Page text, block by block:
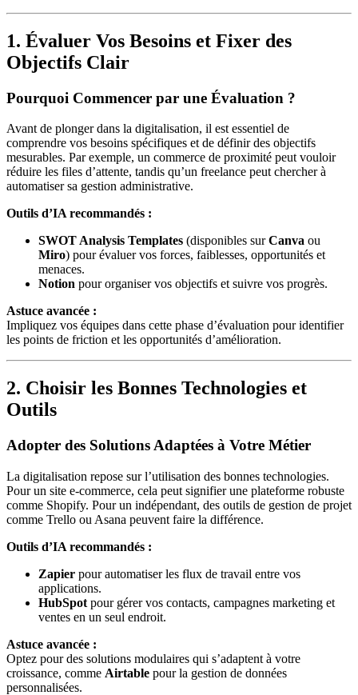
1. Évaluer Vos Besoins et Fixer des
Objectifs Clair
Pourquoi Commencer par une Évaluation ?
Avant de plonger dans la digitalisation, il est essentiel de
comprendre vos besoins spécifiques et de définir des objectifs
mesurables. Par exemple, un commerce de proximité peut vouloir
réduire les files d’attente, tandis qu’un freelance peut chercher à
automatiser sa gestion administrative.
Outils d’IA recommandés :
SWOT Analysis Templates (disponibles surCanva ou
Miro) pour évaluer vos forces, faiblesses, opportunités et
menaces.
Notion pour organiser vos objectifs et suivre vos progrès.
Astuce avancée :
Impliquez vos équipes dans cette phase d’évaluation pour identifier
les points de friction et les opportunités d’amélioration.
2. Choisir les Bonnes Technologies et
Outils
Adopter des Solutions Adaptées à Votre Métier
La digitalisation repose sur l’utilisation des bonnes technologies.
Pour un site e-commerce, cela peut signifier une plateforme robuste
comme Shopify. Pour un indépendant, des outils de gestion de projet
comme Trello ou Asana peuvent faire la différence.
Outils d’IA recommandés :
Zapier pour automatiser les flux de travail entre vos
applications.
HubSpot pour gérer vos contacts, campagnes marketing et
ventes en un seul endroit.
Astuce avancée :
Optez pour des solutions modulaires qui s’adaptent à votre
croissance, comme Airtable pour la gestion de données
personnalisées.